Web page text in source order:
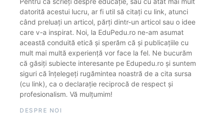
datorită acestui lucru, ar fi util să citați cu link, atunci
când preluați un articol, părți dintr-un articol sau o idee
care v-a inspirat. Noi, la EduPedu.ro ne-am asumat
această conduită etică și sperăm că și publicațiile cu
mult mai multă experiență vor face la fel. Ne bucurăm
că găsiți subiecte interesante pe Edupedu.ro și suntem
siguri că înțelegeți rugămintea noastră de a cita sursa
(cu link), ca o declarație reciprocă de respect și
profesionalism. Vă mulțumim!
DESPRE NOI